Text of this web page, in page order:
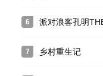
糊涂，只有儿子与他相依
打劫富家子弟李刚的过程中
6 派对浪客孔明
7 乡村重生记